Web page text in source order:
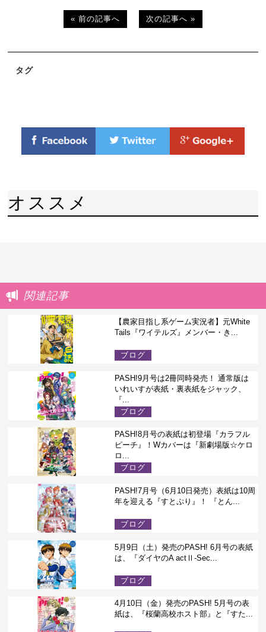
« 前の記事へ 次の記事へ »
タグ
オススメ
関連記事
【農家目指し系ゲーム実況者】元White
Tails『ワイテルズ』メンバー・き...
ブログ
PASH!9月号は2冊同時発売！ 通常版は
いれいすが表紙・裏表紙をジャック、
『...
ブログ
PASH!8月号の表紙は初登場『カラフル
ピーチ』！Wカバーは『新劇場版☆ケロ
ロ...
ブログ
PASH!7月号（6月10日発売）表紙は10周
年を迎える『すとぷり』！ 『とん...
ブログ
5月9日（土）発売のPASH! 6月号の表紙
は、『ダイヤのA actⅡ-Sec...
ブログ
4月10日（金）発売のPASH! 5月号の表
紙は、『桜蘭高校ホスト部』と『すた...